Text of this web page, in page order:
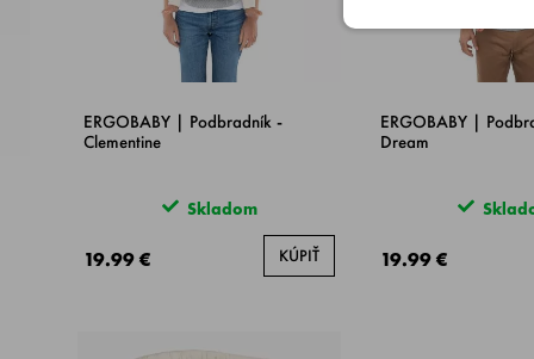
ERGOBABY | Podbradník -
Clementine
Skladom
19.99 € KÚPIŤ
ERGOBABY |
Dream
19.99 €